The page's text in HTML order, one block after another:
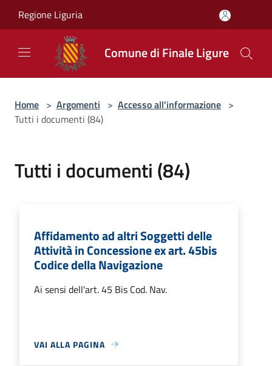
Regione Liguria
Comune di Finale Ligure
Home > Argomenti > Accesso all'informazione >
Tutti i documenti (84)
Tutti i documenti (84)
Affidamento ad altri Soggetti delle
Attività in Concessione ex art. 45bis
Codice della Navigazione
Ai sensi dell'art. 45 Bis Cod. Nav.
VAI ALLA PAGINA